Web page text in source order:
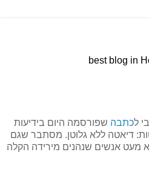
best blog in
לכתבה שפורסמה היום בידיעות
דיאטה ללא גלוטן. מסתבר שגם
מעט אנשים שנהנים מירידה הקלה